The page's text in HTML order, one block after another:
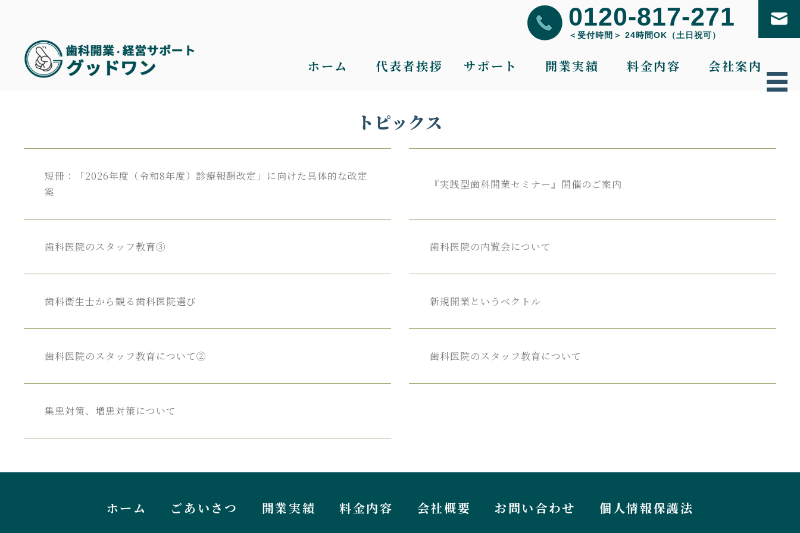
ホーム 代表者挨拶 サポート 開業実績 料金内容 会社案内
0120-817-271
＜受付時間＞ 24時間OK（土日祝可）
トピックス
短冊：「2026年度（令和8年度）診療報酬改定」に向けた具体的な改定
案
『実践型歯科開業セミナー』 開催の ご案内
歯科医院のスタッフ教育③ 歯科医院の内覧会について
歯科衛生士から観る歯科医院選び 新規開業という ベクトル
歯科医院のスタッフ教育について② 歯科医院のスタッフ教育について
集患対策、 増患対策について
ホーム ごあいさつ 開業実績 料金内容 会社概要 お問い合わせ 個人情報保護法